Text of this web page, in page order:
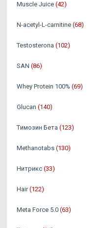
Muscle Juice (42)
N-acetyl-L-carnitine (68)
Testosterona (102)
SAN (86)
Whey Protein 100% (69)
Glucan (140)
Tимозин Бета (123)
Methanotabs (130)
Нитрикс (33)
Hair (122)
Meta Force 5.0 (63)